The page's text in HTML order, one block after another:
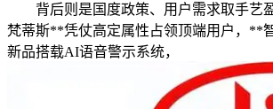
背后则是国度政策、用户需求取手艺
梵蒂斯**凭仗高定属性占领顶端用户，**
新品搭载AI语音警示系统，